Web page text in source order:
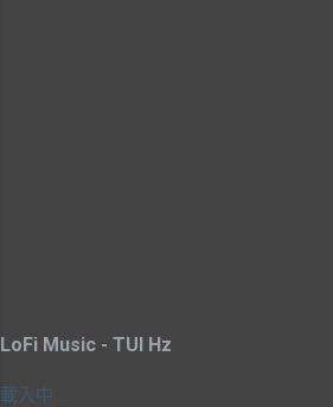
LoFi Music - TUI Hz
載入中…